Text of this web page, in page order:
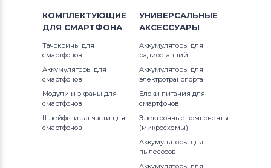
Вентиляторы (кулеры) Hasee
Вентиляторы (кулеры)
Вентиляторы (кулеры)IBM
Вентиляторы (кулеры)Viewsonic
КОМПЛЕКТУЮЩИЕ
ДЛЯ СМАРТФОНА
Тачскрины для
смартфонов
Аккумуляторы для
смартфонов
Модули и экраны для
смартфонов
Шлейфы и запчасти для
смартфонов
УНИВЕРСАЛЬНЫЕ
АКСЕССУАРЫ
Аккумуляторы для
радиостанций
Аккумуляторы для
электротранспорта
Блоки питания для
смартфонов
Электронные компоненты
(микросхемы)
Аккумуляторы для
пылесосов
Аккумуляторы для